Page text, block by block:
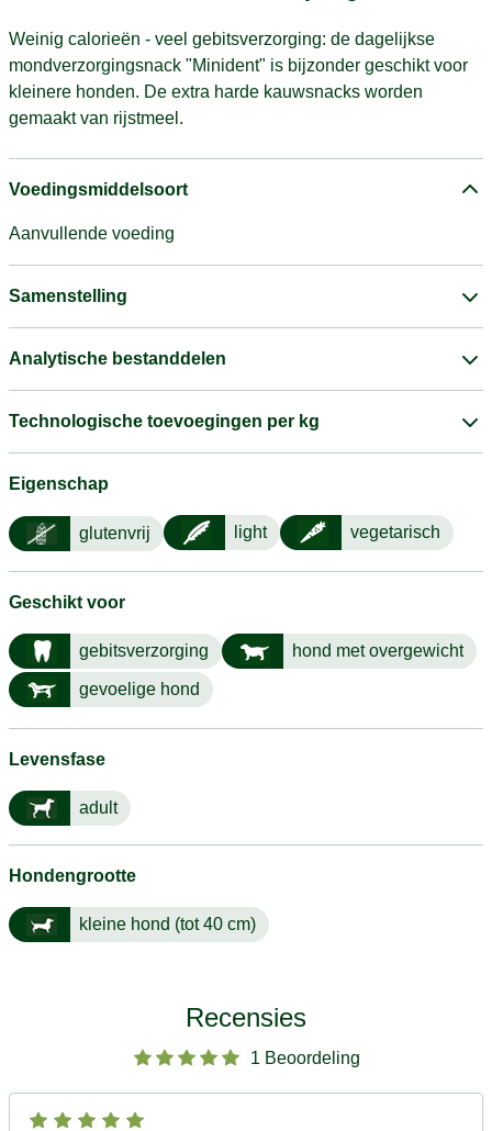
Weinig calorieën - veel gebitsverzorging: de dagelijkse
mondverzorgingsnack "Minident" is bijzonder geschikt voor
kleinere honden. De extra harde kauwsnacks worden
gemaakt van rijstmeel.
Voedingsmiddelsoort
Aanvullende voeding
Samenstelling
Analytische bestanddelen
Technologische toevoegingen per kg
Eigenschap
glutenvrij light vegetarisch
Geschikt voor
gebitsverzorging hond met overgewicht
gevoelige hond
Levensfase
adult
Hondengrootte
kleine hond (tot 40 cm)
Recensies
1 Beoordeling